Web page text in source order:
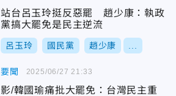
站台呂玉玲挺反惡罷 趙少康：執政
黨搞大罷免是民主逆流
呂玉玲 國民黨 趙少康
要聞
影/韓國瑜痛批大罷免：台灣民主重
2025/06/27 21:33